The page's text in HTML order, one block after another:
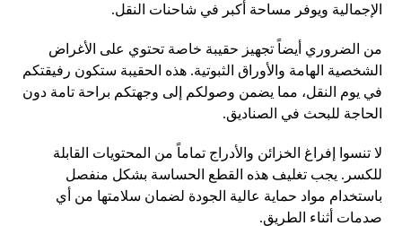
الإجمالية ويوفر مساحة أكبر في شاحنات النقل.
من الضروري أيضاً تجهيز حقيبة خاصة تحتوي على الأغراض
الشخصية الهامة والأوراق الثبوتية. هذه الحقيبة ستكون رفيقتكم
في يوم النقل، مما يضمن وصولكم إلى وجهتكم براحة تامة دون
الحاجة للبحث في الصناديق.
لا تنسوا إفراغ الخزائن والأدراج تماماً من المحتويات القابلة
للكسر. يجب تغليف هذه القطع الحساسة بشكل منفصل
باستخدام مواد حماية عالية الجودة لضمان سلامتها من أي
صدمات أثناء الطريق.